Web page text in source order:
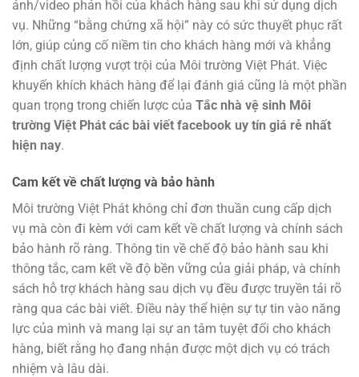
ảnh/video phản hồi của khách hàng sau khi sử dụng dịch
vụ. Những “bằng chứng xã hội” này có sức thuyết phục rất
lớn, giúp củng cố niềm tin cho khách hàng mới và khẳng
định chất lượng vượt trội của Môi trường Việt Phát. Việc
khuyến khích khách hàng để lại đánh giá cũng là một phần
quan trọng trong chiến lược của Tắc nhà vệ sinh Môi
trường Việt Phát các bài viết facebook uy tín giá rẻ nhất
hiện nay.
Cam kết về chất lượng và bảo hành
Môi trường Việt Phát không chỉ đơn thuần cung cấp dịch
vụ mà còn đi kèm với cam kết về chất lượng và chính sách
bảo hành rõ ràng. Thông tin về chế độ bảo hành sau khi
thông tắc, cam kết về độ bền vững của giải pháp, và chính
sách hỗ trợ khách hàng sau dịch vụ đều được truyền tải rõ
ràng qua các bài viết. Điều này thể hiện sự tự tin vào năng
lực của mình và mang lại sự an tâm tuyệt đối cho khách
hàng, biết rằng họ đang nhận được một dịch vụ có trách
nhiệm và lâu dài.